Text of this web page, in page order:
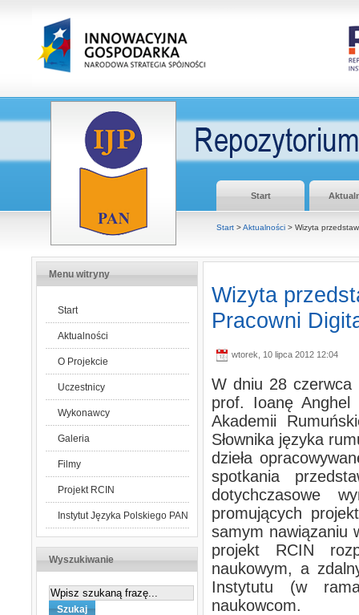
Start
Start >Aktualności > Wizyta
Menu witryny
Start
Aktualności
O Projekcie
Uczestnicy
Wykonawcy
Galeria
Filmy
Projekt RCIN
Instytut Języka Polskiego PAN
Wyszukiwanie
Wizyta
Pracowni
wtorek, 10 lipca 2012 12:04
W dniu 28 czerwca
prof. Ioanę
Akademii
Słownika języka
dzieła
spotkania
dotychczasowe
promujących
samym nawiązaniu
projekt RCIN
naukowym, a
Instytutu (w
naukowcom.